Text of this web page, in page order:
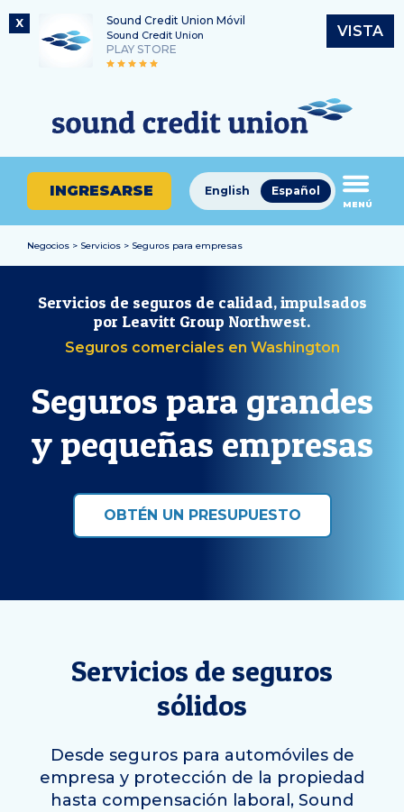
X Sound Credit Union Móvil
Sound Credit Union
PLAY STORE
VISTA
contenido
sesión
banca
en
línea
Número de ruta
325183220
¿En
qué
podemos
ayudarle
a
encontrar?
Español
English
INGRESARSE
MENÚ
Negocios > Servicios > Seguros para empresas
Servicios de seguros de calidad, impulsados
por Leavitt Group Northwest.
Seguros comerciales en Washington
Seguros para grandes
y pequeñas empresas
OBTÉN UN PRESUPUESTO
Servicios de seguros
sólidos
Desde seguros para automóviles de
empresa y protección de la propiedad
hasta compensación laboral, Sound